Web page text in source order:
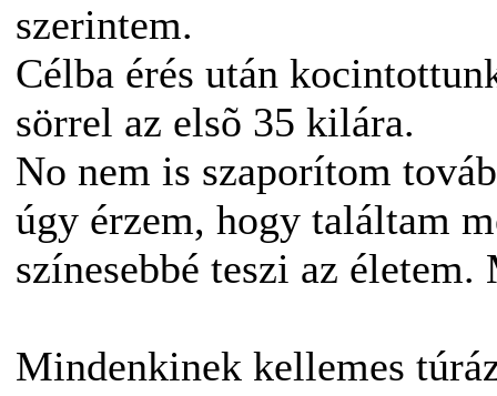
szerintem.
Célba érés után
sörrel az elsõ 35 kilára.
No nem is szaporítom
úgy érzem, hogy találtam
színesebbé teszi az
Mindenkinek kellemes